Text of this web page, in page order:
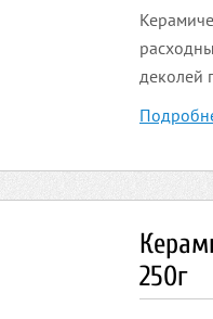
деколей
250г